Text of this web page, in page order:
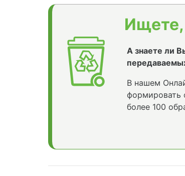
Ищете,
А знаете ли
В нашем
формировать
более 100